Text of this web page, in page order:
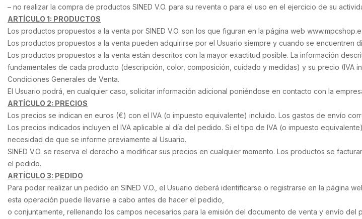
– no realizar la compra de productos SINED V.O. para su reventa o para el uso en el ejercicio de su
ARTÍCULO 1: PRODUCTOS
Los productos propuestos a la venta por SINED V.O. son los que figuran en la página web
Los productos propuestos a la venta pueden adquirirse por el Usuario siempre y cuando se encuentren
Los productos propuestos a la venta están descritos con la mayor exactitud posible. La información
fundamentales de cada producto (descripción, color, composición, cuidado y medidas) y su precio (IVA
Condiciones Generales de Venta.
El Usuario podrá, en cualquier caso, solicitar información adicional poniéndose en contacto con la
ARTÍCULO 2: PRECIOS
Los precios se indican en euros (€) con el IVA (o impuesto equivalente) incluido. Los gastos de envío
Los precios indicados incluyen el IVA aplicable al día del pedido. Si el tipo de IVA (o impuesto
necesidad de que se informe previamente al Usuario.
SINED V.O. se reserva el derecho a modificar sus precios en cualquier momento. Los productos se
el pedido.
ARTÍCULO 3: PEDIDO
Para poder realizar un pedido en SINED V.O., el Usuario deberá identificarse o registrarse en la página
esta operación puede llevarse a cabo antes de hacer el pedido,
o conjuntamente, rellenando los campos necesarios para la emisión del documento de venta y envío del